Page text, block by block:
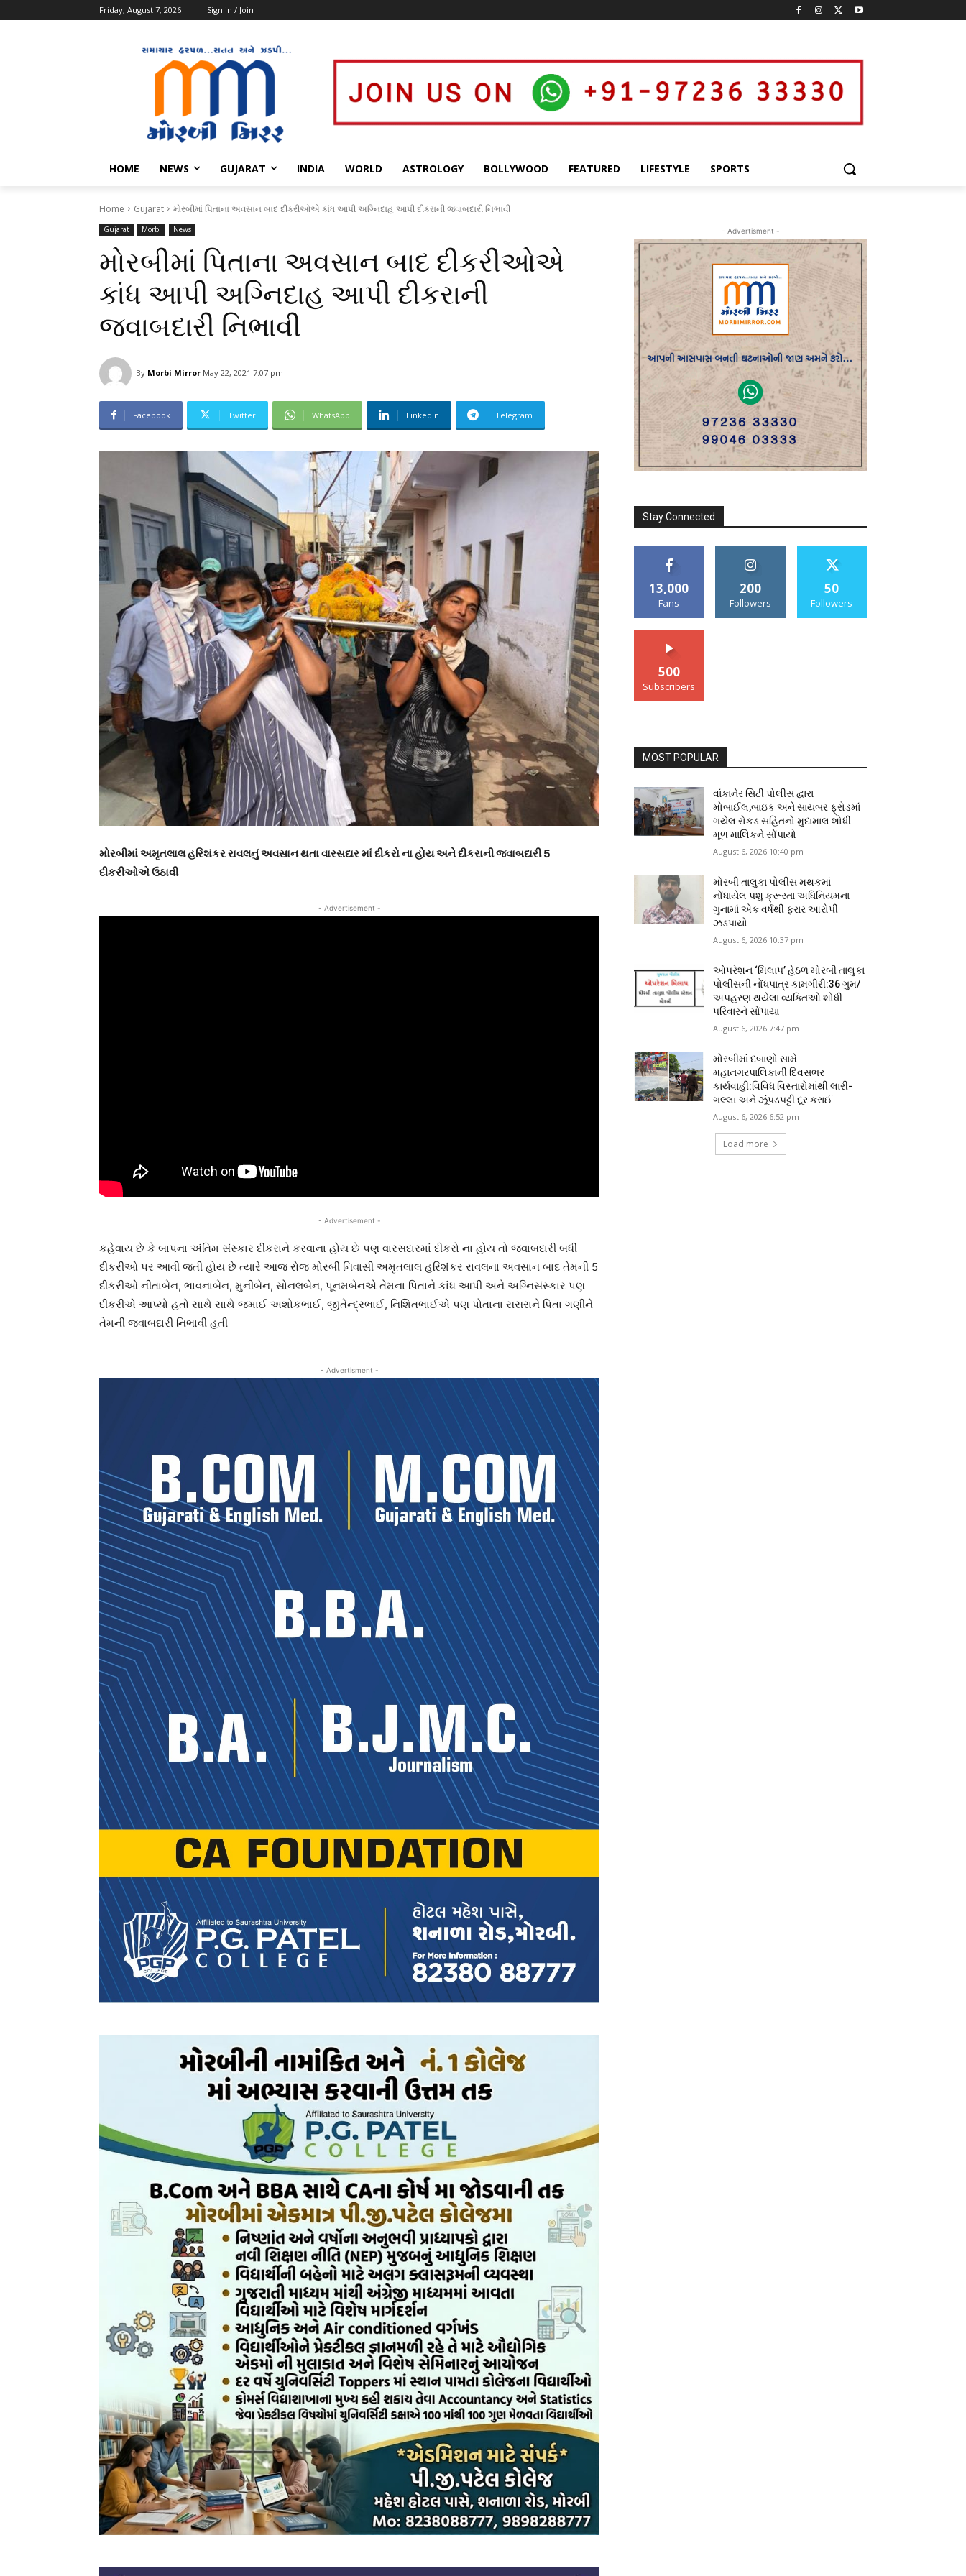
Friday, August 7, 2026 Sign in / Join
HOME NEWS GUJARAT INDIA WORLD ASTROLOGY BOLLYWOOD FEATURED LIFESTYLE SPORTS
Home Gujarat મોરબીમાં પિતાના અવસાન બાદ દીકરીઓએ કાંધ આપી અગ્નિદાહ આપી દીકરાની જવાબદારી નિભાવી
Gujarat Morbi News
મોરબીમાં પિતાના અવસાન બાદ દીકરીઓએ
કાંધ આપી અગ્નિદાહ આપી દીકરાની
જવાબદારી નિભાવી
By Morbi Mirror May 22, 2021 7:07 pm
Facebook Twitter WhatsApp Linkedin Telegram
મોરબીમાં અમૃતલાલ હરિશંકર રાવલનું અવસાન થતા વારસદાર માં દીકરો ના હોય અને દીકરાની જવાબદારી 5
દીકરીઓએ ઉઠાવી
- Advertisement -
- Advertisement -
કહેવાય છે કે બાપના અંતિમ સંસ્કાર દીકરાને કરવાના હોય છે પણ વારસદારમાં દીકરો ના હોય તો જવાબદારી બધી
દીકરીઓ પર આવી જતી હોય છે ત્યારે આજ રોજ મોરબી નિવાસી અમૃતલાલ હરિશંકર રાવલના અવસાન બાદ તેમની 5
દીકરીઓ નીતાબેન, ભાવનાબેન, મુનીબેન, સોનલબેન, પૂનમબેનએ તેમના પિતાને કાંધ આપી અને અગ્નિસંસ્કાર પણ
દીકરીએ આપ્યો હતો સાથે સાથે જમાઈ અશોકભાઈ, જીતેન્દ્રભાઈ, નિશિતભાઈએ પણ પોતાના સસરાને પિતા ગણીને
તેમની જવાબદારી નિભાવી હતી
- Advertisment -
- Advertisment -
Stay Connected
13,000
Fans
200
Followers
50
Followers
500
Subscribers
MOST POPULAR
વાંકાનેર સિટી પોલીસ દ્વારા
મોબાઈલ,બાઇક અને સાયબર ફ્રોડમાં
ગયેલ રોકડ સહિતનો મુદામાલ શોધી
મૂળ માલિકને સોંપાયો
August 6, 2026 10:40 pm
મોરબી તાલુકા પોલીસ મથકમાં
નોંધાયેલ પશુ ક્રૂરતા અધિનિયમના
ગુનામાં એક વર્ષથી ફરાર આરોપી
ઝડપાયો
August 6, 2026 10:37 pm
ઓપરેશન ‘મિલાપ’ હેઠળ મોરબી તાલુકા
પોલીસની નોંધપાત્ર કામગીરી:36 ગુમ/
અપહરણ થયેલા વ્યક્તિઓ શોધી
પરિવારને સોંપાયા
August 6, 2026 7:47 pm
મોરબીમાં દબાણો સામે
મહાનગરપાલિકાની દિવસભર
કાર્યવાહી:વિવિધ વિસ્તારોમાંથી લારી-
ગલ્લા અને ઝૂંપડપટ્ટી દૂર કરાઈ
August 6, 2026 6:52 pm
Load more